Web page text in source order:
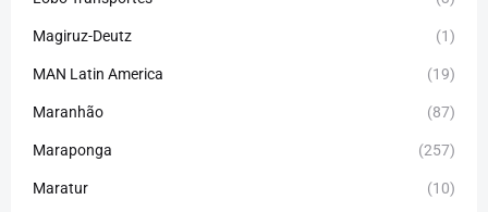
Magiruz-Deutz (1)
MAN Latin America (19)
Maranhão (87)
Maraponga (257)
Maratur (10)